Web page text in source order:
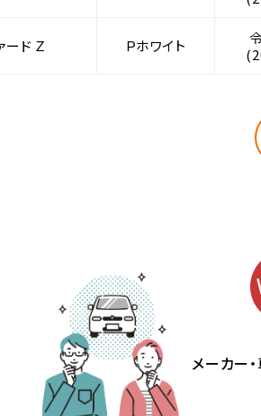
ード Ｚ Ｐホワイト
メーカー